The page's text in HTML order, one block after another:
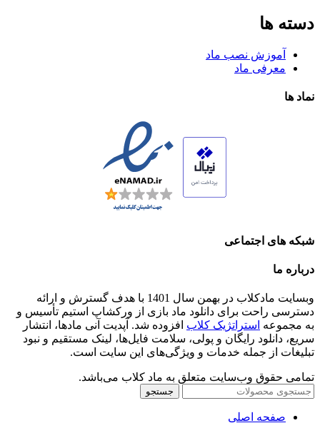
دسته ها
آموزش نصب ماد
معرفی ماد
نماد ها
شبکه های اجتماعی
درباره ما
وبسایت مادکلاب در بهمن سال 1401 با هدف گسترش و ارائه
دسترسی راحت برای دانلود ماد بازی از ورکشاپ استیم تأسیس و
به مجموعه استراتژیک کلاب افزوده شد. آپدیت آنی مادها، انتشار
سریع، دانلود رایگان و پولی، سلامت فایل‌ها، لینک مستقیم و نبود
تبلیغات از جمله خدمات و ویژگی‌های این سایت است.
تمامی حقوق وب‌سایت متعلق به ماد کلاب می‌باشد.
جستجو
صفحه اصلی